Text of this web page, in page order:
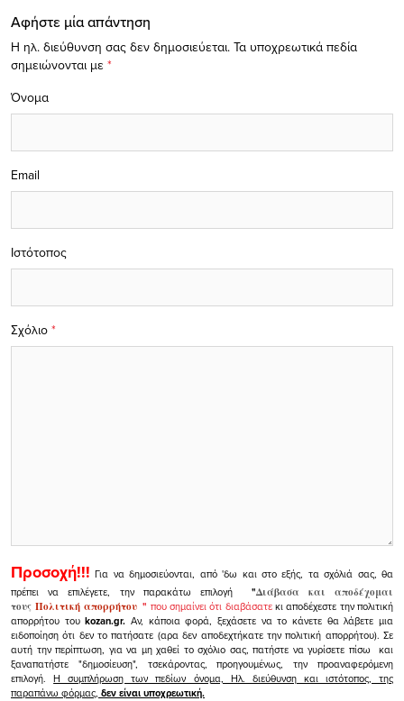
Αφήστε μία απάντηση
Η ηλ. διεύθυνση σας δεν δημοσιεύεται. Τα υποχρεωτικά πεδία
σημειώνονται με *
Σχόλιο *
Όνομα
Email
Ιστότοπος
Προσοχή!!! Για να δημοσιεύονται, από 'δω και στο εξής, τα σχόλιά σας, θα
πρέπει να επιλέγετε, την παρακάτω επιλογή
"Διάβασα και αποδέχομαι
τουςΠολιτική απορρήτου" που σημαίνει ότι διαβάσατεκι αποδέχεστε την πολιτική
απορρήτου τουkozan.gr. Αν, κάποια φορά, ξεχάσετε να το κάνετε θα λάβετε μια
ειδοποίηση ότι δεν το πατήσατε (αρα δεν αποδεχτήκατε την πολιτική απορρήτου). Σε
αυτή την περίπτωση, για να μη χαθεί το σχόλιο σας, πατήστε να γυρίσετε πίσω και
ξαναπατήστε "δημοσίευση", τσεκάροντας, προηγουμένως, την προαναφερόμενη
επιλογή.Η συμπλήρωση των πεδίων όνομα, Ηλ. διεύθυνση και ιστότοπος, της
παραπάνω φόρμας, δεν είναι υποχρεωτική.